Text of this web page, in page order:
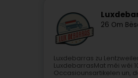
26 Om
Luxdebarras zu
LuxdebarrasMat méi wéi
Occasiounsartikelen un,